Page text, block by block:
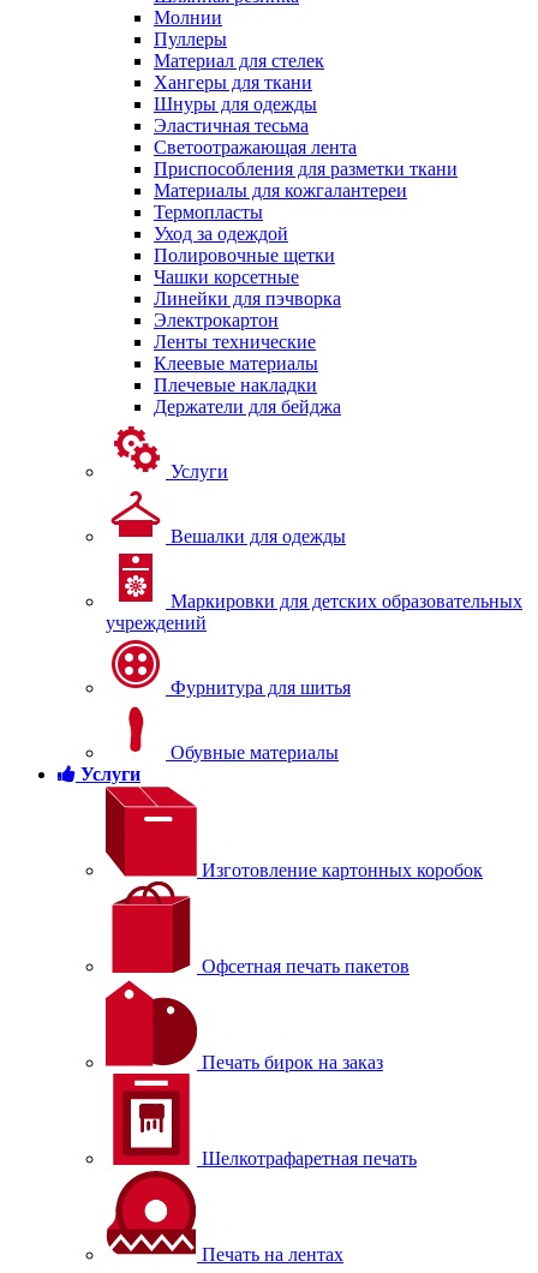
Молнии
Пуллеры
Материал для стелек
Хангеры для ткани
Шнуры для одежды
Эластичная тесьма
Светоотражающая лента
Приспособления для разметки ткани
Материалы для кожгалантереи
Термопласты
Уход за одеждой
Полировочные щетки
Чашки корсетные
Линейки для пэчворка
Электрокартон
Ленты технические
Клеевые материалы
Плечевые накладки
Держатели для бейджа
Услуги
Вешалки для одежды
Маркировки для детских образовательных
учреждений
Фурнитура для шитья
Обувные материалы
Услуги
Изготовление картонных коробок
Офсетная печать пакетов
Печать бирок на заказ
Шелкотрафаретная печать
Печать на лентах